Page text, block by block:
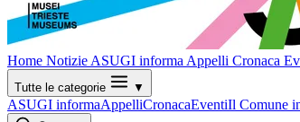
Home Notizie ASUGI informa Appelli Cronaca
Tutte le categorie ▼
ASUGI informaAppelliCronacaEventiIl Comune